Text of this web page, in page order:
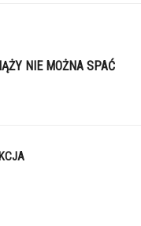
NIE MOŻNA SPAĆ